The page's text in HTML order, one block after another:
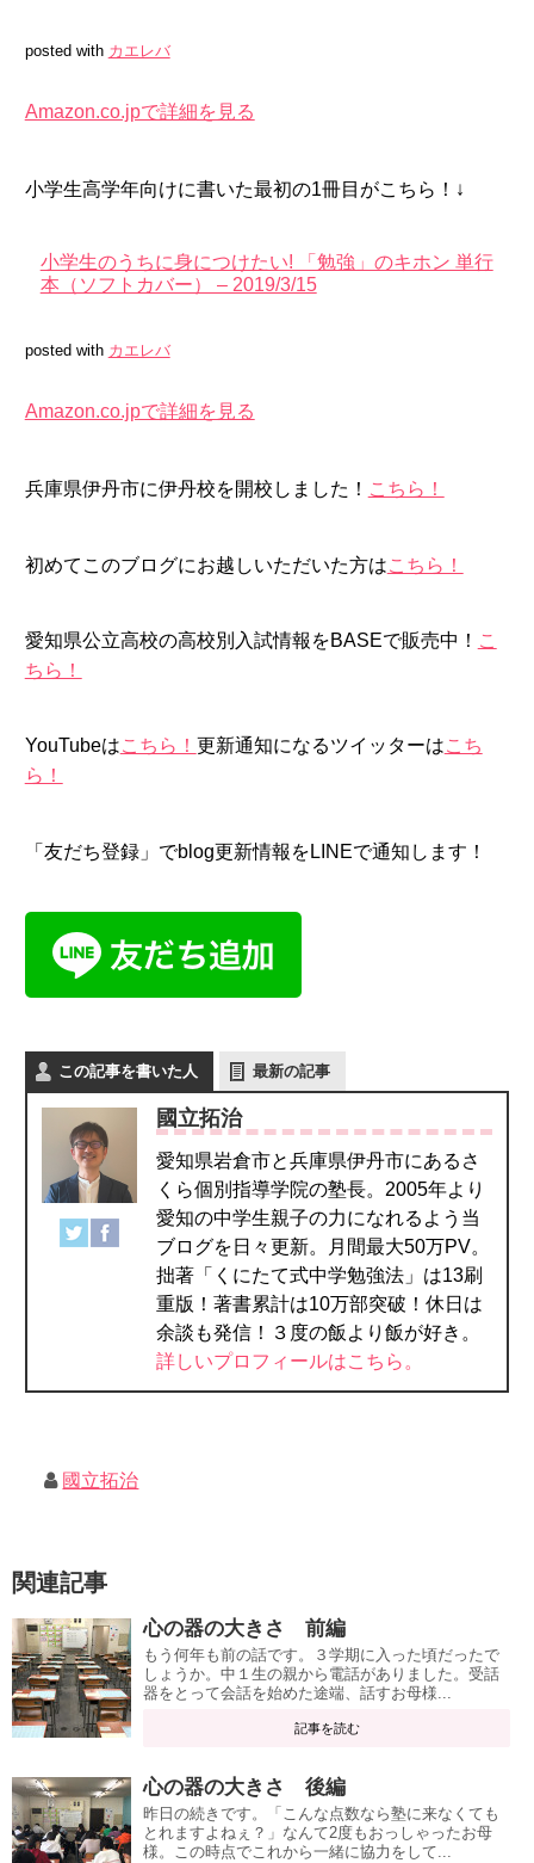
posted with カエレバ
Amazon.co.jpで詳細を見る
小学生高学年向けに書いた最初の1冊目がこちら！↓
小学生のうちに身につけたい! 「勉強」のキホン 単行
本（ソフトカバー） – 2019/3/15
posted with カエレバ
Amazon.co.jpで詳細を見る
兵庫県伊丹市に伊丹校を開校しました！ こちら！
初めてこのブログにお越しいただいた方はこちら！
愛知県公立高校の高校別入試情報をBASEで販売中！ こ
ちら！
YouTubeはこちら！ 更新通知になるツイッターはこち
ら！
「友だち登録」でblog更新情報をLINEで通知します！
この記事を書いた人 最新の記事
國立拓治
愛知県岩倉市と兵庫県伊丹市にあるさ
くら個別指導学院の塾長。2005年より
愛知の中学生親子の力になれるよう当
ブログを日々更新。月間最大50万PV。
拙著「くにたて式中学勉強法」は13刷
重版！著書累計は10万部突破！休日は
余談も発信！３度の飯より飯が好き。
詳しいプロフィールはこちら。
國立拓治
関連記事
心の器の大きさ 前編
もう何年も前の話です。３学期に入った頃だったで
しょうか。中１生の親から電話がありました。受話
器をとって会話を始めた途端、話すお母様...
記事を読む
心の器の大きさ 後編
昨日の続きです。「こんな点数なら塾に来なくても
とれますよねぇ？」なんて2度もおっしゃったお母
様。この時点でこれから一緒に協力をして...